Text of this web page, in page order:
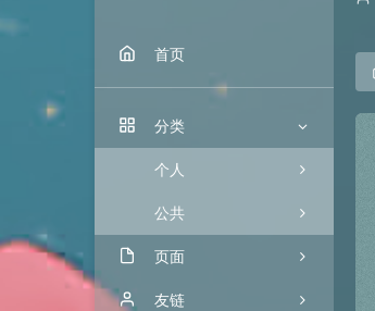
首页
分类
个人
公共
页面
归档友链